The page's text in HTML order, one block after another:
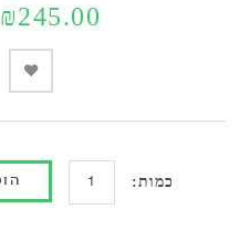
₪245.00
כמות: